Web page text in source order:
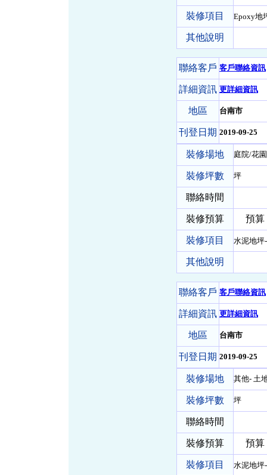
裝修項目 Epoxy地
其他說明
聯絡客戶 客戶聯絡資訊
詳細資訊 更詳細資訊
地區 台南市
刊登日期 2019-09-25
裝修場地 庭院/花
裝修坪數 坪
聯絡時間
裝修預算 預算
裝修項目 水泥地
其他說明
聯絡客戶 客戶聯絡資訊
詳細資訊 更詳細資訊
地區 台南市
刊登日期 2019-09-25
裝修場地 其他- 土
裝修坪數 坪
聯絡時間
裝修預算 預算
裝修項目 水泥地